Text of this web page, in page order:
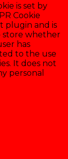
is set by
Cookie
plugin and is
store whether
has
to the use
It does not
personal